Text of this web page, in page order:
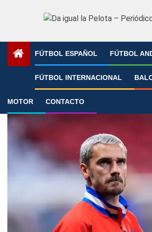
FÚTBOL ESPAÑOL FÚTBOL
FÚTBOL INTERNACIONAL
MOTOR CONTACTO
»
Metropolitano